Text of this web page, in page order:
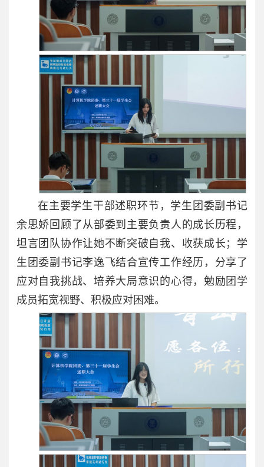
在主要学生干部述职环节，学生团委副书记
余思娇回顾了从部委到主要负责人的成长历程，
坦言团队协作让她不断突破自我、收获成长；学
生团委副书记李逸飞结合宣传工作经历，分享了
应对自我挑战、培养大局意识的心得，勉励团学
成员拓宽视野、积极应对困难。